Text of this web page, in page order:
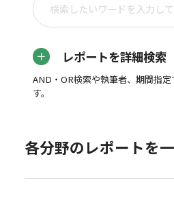
レポートを詳細検索
AND・OR検索や執筆者、期間指
す。
各分野のレポートを